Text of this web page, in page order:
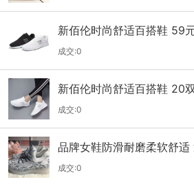
新佰伦时尚舒适百搭鞋 59
成交:0
新佰伦时尚舒适百搭鞋 20
双
成交:0
品牌女鞋防滑耐磨柔软舒
成交:0